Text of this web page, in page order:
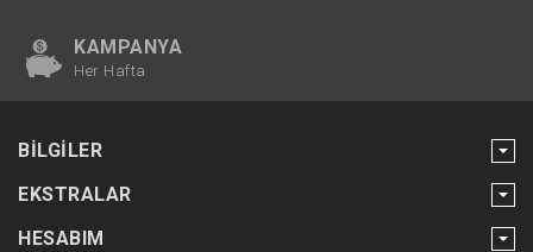
KAMPANYA
Her Hafta
BILGILER
EKSTRALAR
HESABIM